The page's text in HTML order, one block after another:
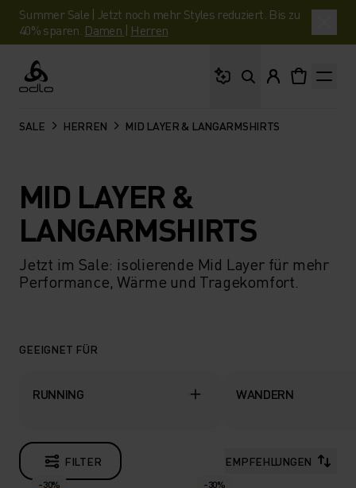
Summer Sale | Jetzt noch mehr Styles reduziert. Bis zu
40% sparen. Damen | Herren
Odlo
SALE HERREN MID LAYER & LANGARMSHIRTS
MID LAYER &
LANGARMSHIRTS
Jetzt im Sale: isolierende Mid Layer für mehr
Performance, Wärme und Tragekomfort.
GEEIGNET FÜR
RUNNING WANDERN
FILTER EMPFEHLUNGEN
-30%
-30%